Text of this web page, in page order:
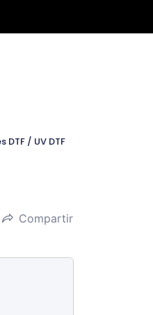
DTF / UV DTF
Compartir